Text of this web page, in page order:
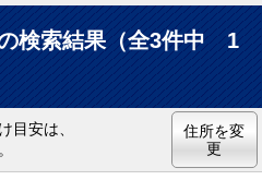
の検索結果（全3件中 1
目安は、
住所を変
更